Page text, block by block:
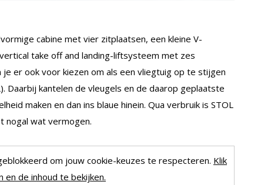
cabine met vier zitplaatsen, een kleine V-
take off and landing-liftsysteem met zes
er ook voor kiezen om als een vliegtuig op te stijgen
Daarbij kantelen de vleugels en de daarop geplaatste
maken en dan ins blaue hinein. Qua verbruik is STOL
nogal wat vermogen.
om jouw cookie-keuzes te respecteren. Klik
en de inhoud te bekijken.